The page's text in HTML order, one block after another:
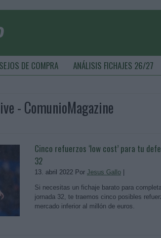
DE COMPRA ANÁLISIS FICHAJES 26/27
- ComunioMagazine
Cinco refuerzos ‘low cost’ para tu
32
13. abril 2022 Por Jesus Gallo
Si necesitas un fichaje barato para
jornada 32, te traemos cinco posibles
mercado inferior al millón de euros.